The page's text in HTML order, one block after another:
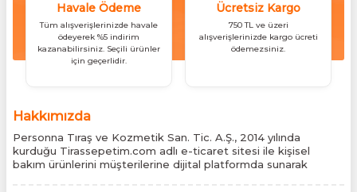
Havale Ödeme
Tüm alışverişlerinizde havale
ödeyerek %5 indirim
kazanabilirsiniz. Seçili ürünler
için geçerlidir.
Ücretsiz Kargo
750 TL ve üzeri
alışverişlerinizde kargo ücreti
ödemezsiniz.
Hakkımızda
Personna Tıraş ve Kozmetik San. Tic. A.Ş., 2014 yılında
kurduğu Tirassepetim.com adlı e-ticaret sitesi ile kişisel
bakım ürünlerini müşterilerine dijital platformda sunarak